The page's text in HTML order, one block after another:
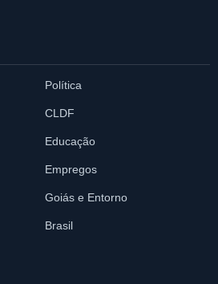
Política
CLDF
Educação
Empregos
Goiás e Entorno
Brasil